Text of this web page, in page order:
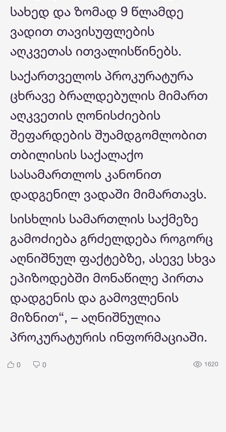
სახედ და ზომად 9 წლამდე
ვადით თავისუფლების
აღკვეთას ითვალისწინებს.
საქართველოს პროკურატურა
ცხრავე ბრალდებულის მიმართ
აღკვეთის ღონისძიების
შეფარდების შუამდგომლობით
თბილისის საქალაქო
სასამართლოს კანონით
დადგენილ ვადაში მიმართავს.
სისხლის სამართლის საქმეზე
გამოძიება გრძელდება როგორც
აღნიშნულ ფაქტებზე, ასევე სხვა
ეპიზოდებში მონაწილე პირთა
დადგენის და გამოვლენის
მიზნით“, – აღნიშნულია
პროკურატურის ინფორმაციაში.
0 0 1620